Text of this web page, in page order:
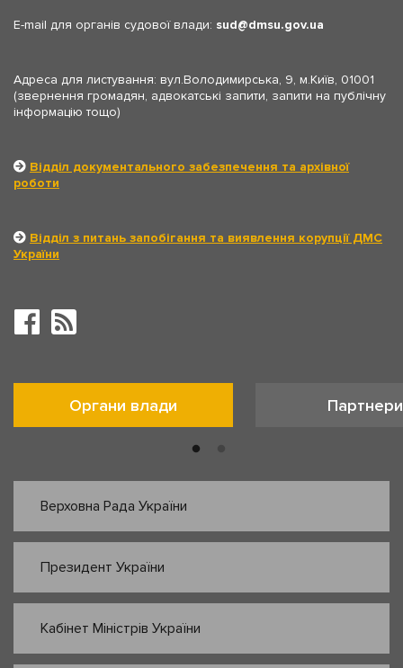
E-mail для органів судової влади: sud dmsu.gov.ua
Адреса для листування: вул.Володимирська, 9, м.Київ, 01001
(звернення громадян, адвокатські запити, запити на публічну
інформацію тощо)
Відділ документального забезпечення та архівної
роботи
Відділ з питань запобігання та виявлення корупції ДМС
України
Органи влади Партнери
Верховна Рада України
Президент України
Кабінет Міністрів України